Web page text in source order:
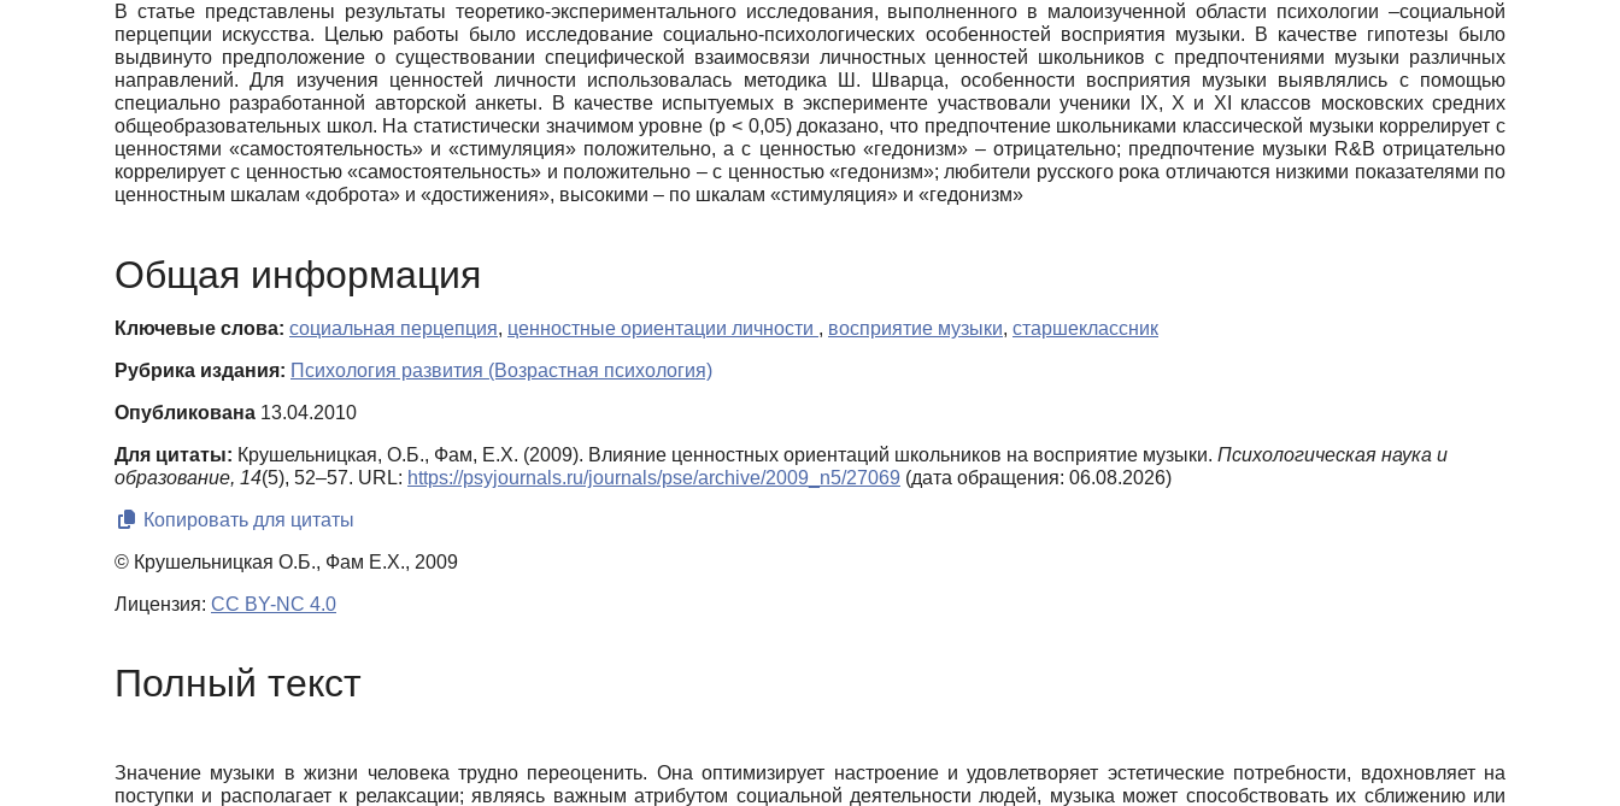
В статье представлены результаты теоретико-экспериментального исследования, выполненного в малоизученной области психологии –социальной
перцепции искусства. Целью работы было исследование социально-психологических особенностей восприятия музыки. В качестве гипотезы было
выдвинуто предположение о существовании специфической взаимосвязи личностных ценностей школьников с предпочтениями музыки различных
направлений. Для изучения ценностей личности использовалась методика Ш. Шварца, особенности восприятия музыки выявлялись с помощью
специально разработанной авторской анкеты. В качестве испытуемых в эксперименте участвовали ученики IX, X и XI классов московских средних
общеобразовательных школ. На статистически значимом уровне (р < 0,05) доказано, что предпочтение школьниками классической музыки коррелирует с
ценностями «самостоятельность» и «стимуляция» положительно, а с ценностью «гедонизм» – отрицательно; предпочтение музыки R&B отрицательно
коррелирует с ценностью «самостоятельность» и положительно – с ценностью «гедонизм»; любители русского рока отличаются низкими показателями по
ценностным шкалам «доброта» и «достижения», высокими – по шкалам «стимуляция» и «гедонизм»
Общая информация
Ключевые слова: социальная перцепция, ценностные ориентации личности , восприятие музыки, старшеклассник
Рубрика издания: Психология развития (Возрастная психология)
Опубликована 13.04.2010
Для цитаты: Крушельницкая, О.Б., Фам, Е.Х. (2009). Влияние ценностных ориентаций школьников на восприятие музыки. Психологическая наука и
образование, 14(5), 52–57. URL: https://psyjournals.ru/journals/pse/archive/2009_n5/27069 (дата обращения: 06.08.2026)
Копировать для цитаты
© Крушельницкая О.Б., Фам Е.Х., 2009
Лицензия: CC BY-NC 4.0
Полный текст
Значение музыки в жизни человека трудно переоценить. Она оптимизирует настроение и удовлетворяет эстетические потребности, вдохновляет на
поступки и располагает к релаксации; являясь важным атрибутом социальной деятельности людей, музыка может способствовать их сближению или